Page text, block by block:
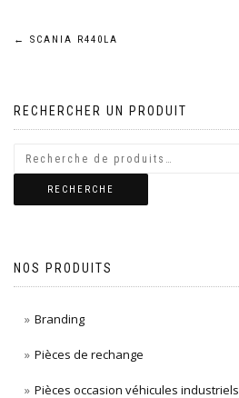
Navigation
l’article
← SCANIA R440LA
RECHERCHER UN PRODUIT
RECHERCHE
NOS PRODUITS
Branding
Pièces de rechange
Pièces occasion véhicules industriels